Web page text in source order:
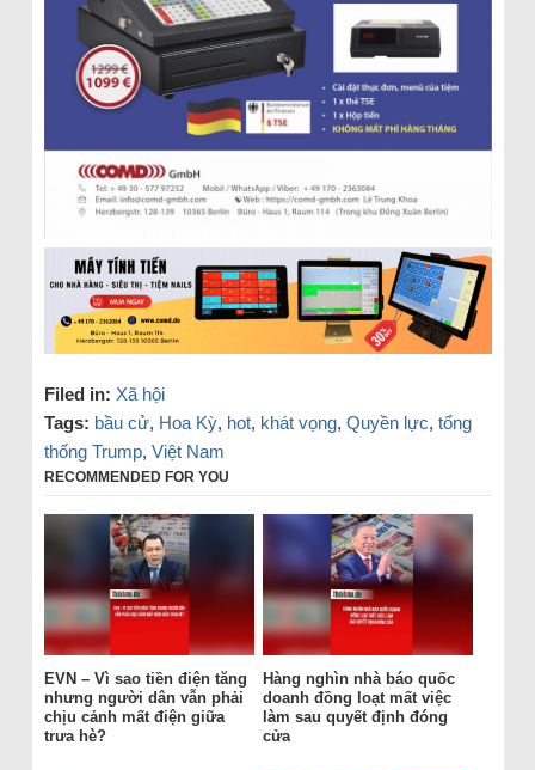
Filed in: Xã hội
Tags: bầu cử, Hoa Kỳ, hot, khát vọng, Quyền lực, tổng
thống Trump, Việt Nam
RECOMMENDED FOR YOU
EVN – Vì sao tiền điện tăng
nhưng người dân vẫn phải
chịu cảnh mất điện giữa
trưa hè?
Hàng nghìn nhà báo quốc
doanh đồng loạt mất việc
làm sau quyết định đóng
cửa